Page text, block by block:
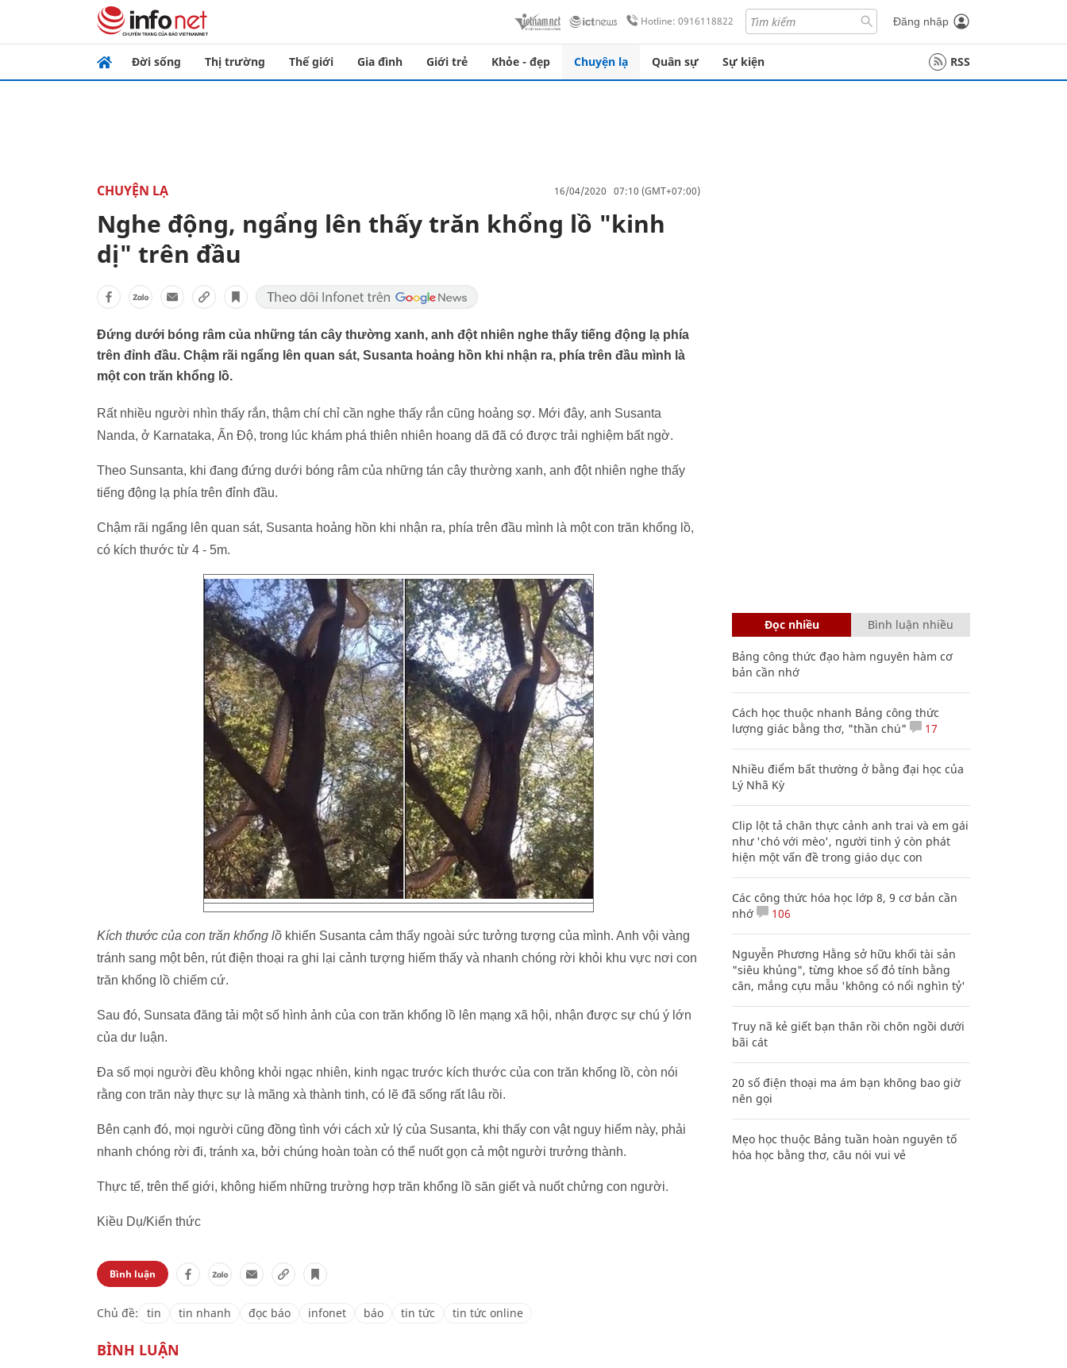
Hotline: 0916118822 Đăng nhập
Đời sống Thị trường Thế giới Gia đình Giới trẻ Khỏe - đẹp Chuyện lạ Quân sự Sự kiện RSS
CHUYỆN LẠ 16/04/2020 07:10 (GMT+07:00)
Nghe động, ngẩng lên thấy trăn khổng lồ "kinh
dị" trên đầu
Đứng dưới bóng râm của những tán cây thường xanh, anh đột nhiên nghe thấy tiếng động lạ phía
trên đỉnh đầu. Chậm rãi ngẩng lên quan sát, Susanta hoảng hồn khi nhận ra, phía trên đầu mình là
một con trăn khổng lồ.
Rất nhiều người nhìn thấy rắn, thậm chí chỉ cần nghe thấy rắn cũng hoảng sợ. Mới đây, anh Susanta
Nanda, ở Karnataka, Ấn Độ, trong lúc khám phá thiên nhiên hoang dã đã có được trải nghiệm bất ngờ.
Theo Sunsanta, khi đang đứng dưới bóng râm của những tán cây thường xanh, anh đột nhiên nghe thấy
tiếng động lạ phía trên đỉnh đầu.
Chậm rãi ngẩng lên quan sát, Susanta hoảng hồn khi nhận ra, phía trên đầu mình là một con trăn khổng lồ,
có kích thước từ 4 - 5m.
Kích thước của con trăn khổng lồ khiến Susanta cảm thấy ngoài sức tưởng tượng của mình. Anh vội vàng
tránh sang một bên, rút điện thoại ra ghi lại cảnh tượng hiếm thấy và nhanh chóng rời khỏi khu vực nơi con
trăn khổng lồ chiếm cứ.
Sau đó, Sunsata đăng tải một số hình ảnh của con trăn khổng lồ lên mạng xã hội, nhận được sự chú ý lớn
của dư luận.
Đa số mọi người đều không khỏi ngạc nhiên, kinh ngạc trước kích thước của con trăn khổng lồ, còn nói
rằng con trăn này thực sự là mãng xà thành tinh, có lẽ đã sống rất lâu rồi.
Bên cạnh đó, mọi người cũng đồng tình với cách xử lý của Susanta, khi thấy con vật nguy hiểm này, phải
nhanh chóng rời đi, tránh xa, bởi chúng hoàn toàn có thể nuốt gọn cả một người trưởng thành.
Thực tế, trên thế giới, không hiếm những trường hợp trăn khổng lồ săn giết và nuốt chửng con người.
Kiều Dụ/Kiến thức
Bình luận
Chủ đề: tin tin nhanh đọc báo infonet báo tin tức tin tức online
Đọc nhiều Bình luận nhiều
Bảng công thức đạo hàm nguyên hàm cơ
bản cần nhớ
Cách học thuộc nhanh Bảng công thức
lượng giác bằng thơ, "thần chú"
17
Nhiều điểm bất thường ở bằng đại học của
Lý Nhã Kỳ
Clip lột tả chân thực cảnh anh trai và em gái
như 'chó với mèo', người tinh ý còn phát
hiện một vấn đề trong giáo dục con
Các công thức hóa học lớp 8, 9 cơ bản cần
nhớ
106
Nguyễn Phương Hằng sở hữu khối tài sản
"siêu khủng", từng khoe sổ đỏ tính bằng
cân, mắng cựu mẫu 'không có nổi nghìn tỷ'
Truy nã kẻ giết bạn thân rồi chôn ngồi dưới
bãi cát
20 số điện thoại ma ám bạn không bao giờ
nên gọi
Mẹo học thuộc Bảng tuần hoàn nguyên tố
hóa học bằng thơ, câu nói vui vẻ